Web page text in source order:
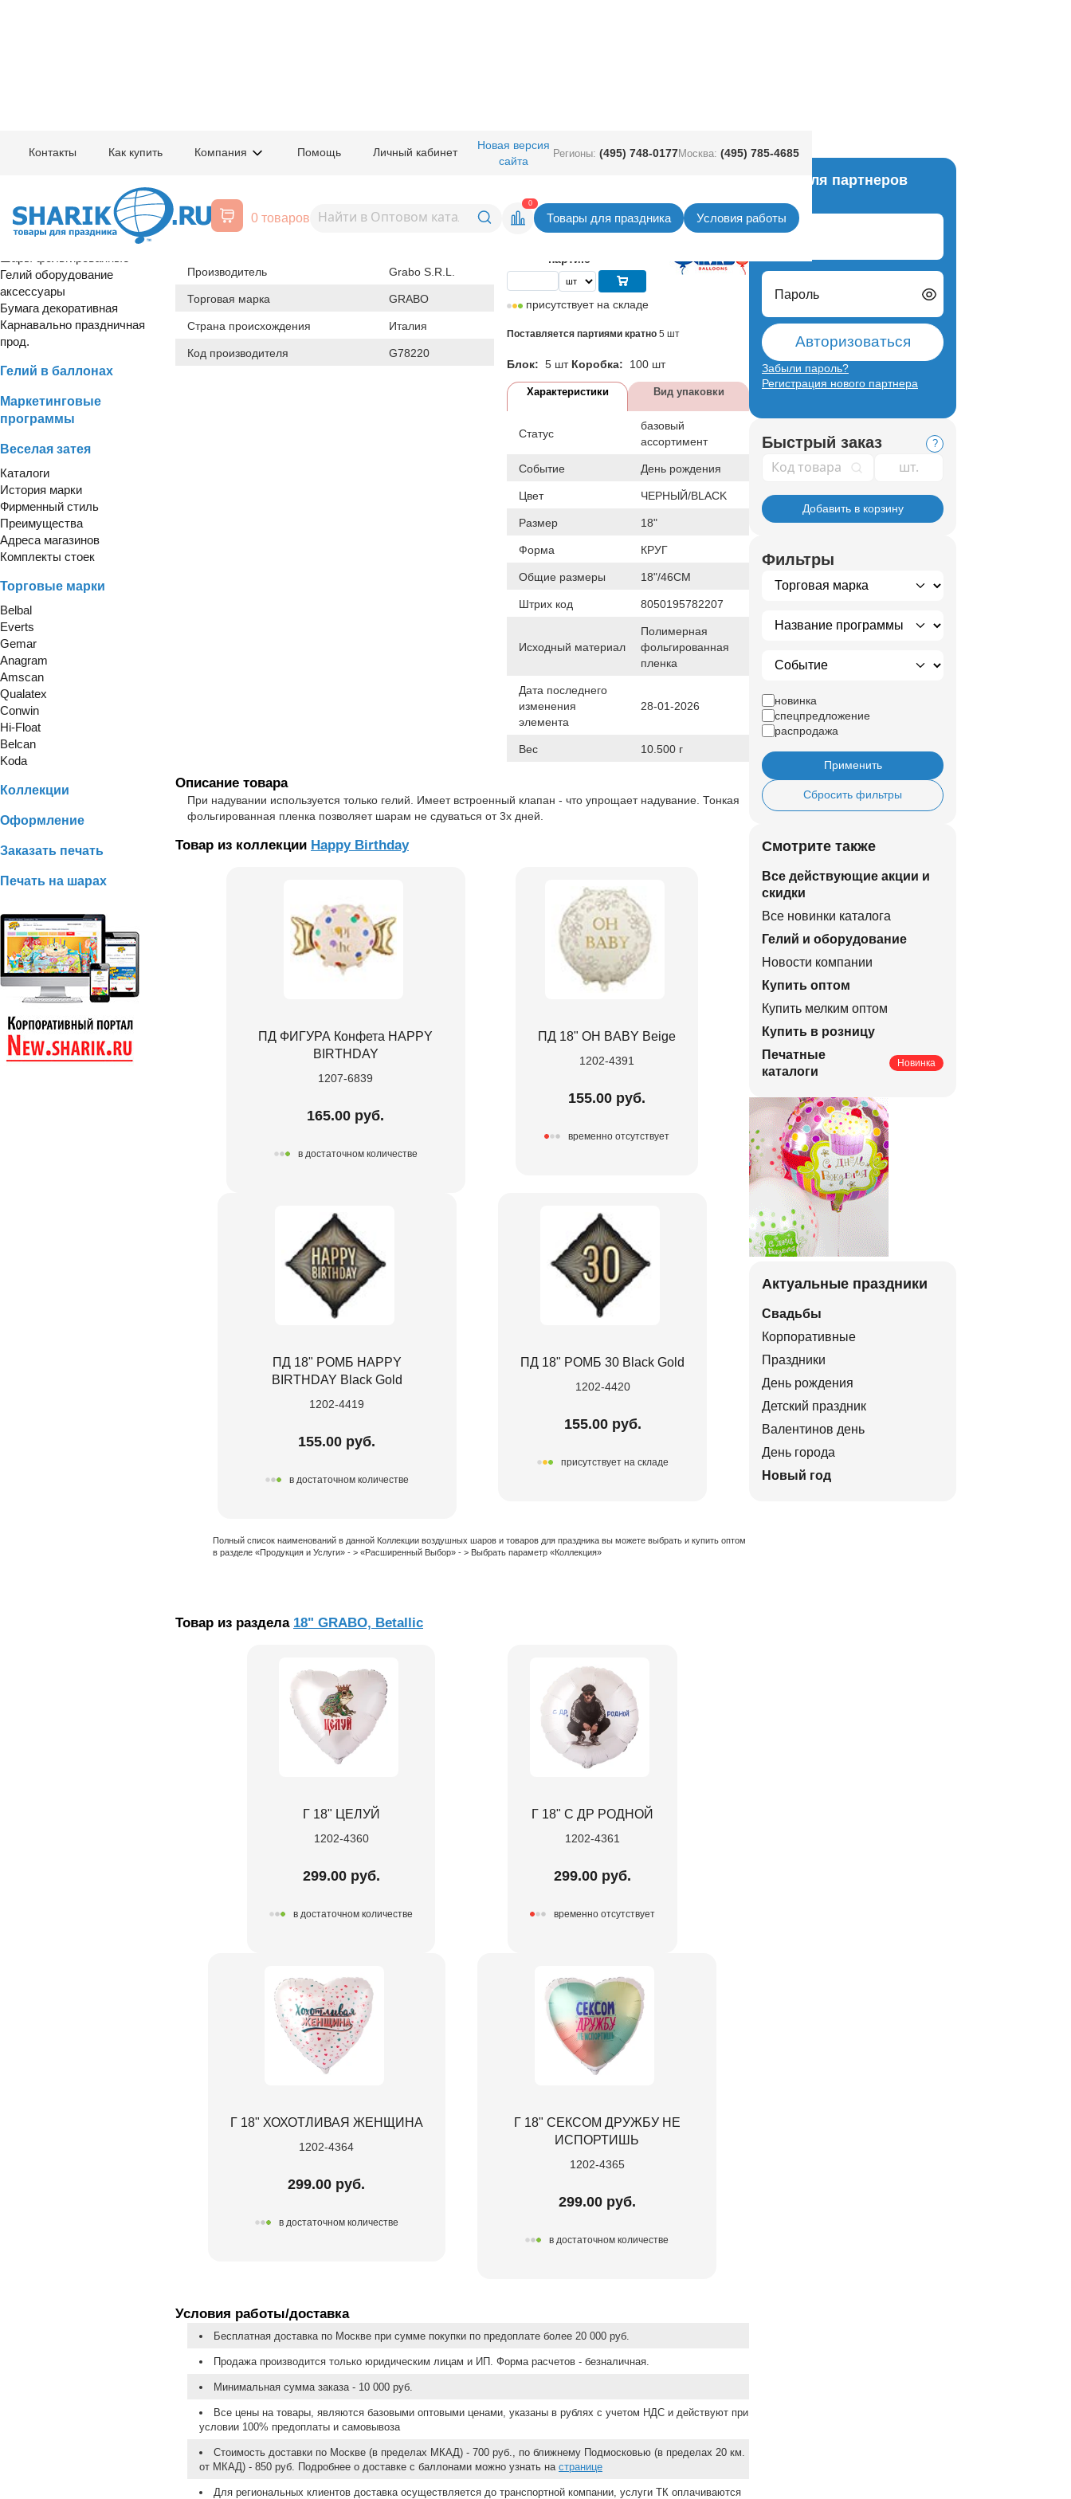
Контакты Как купить Компания Помощь Личный кабинет
Новая версия
сайта
Регионы: (495) 748-0177Москва: (495) 785-4685
0 товаров
0
Товары для праздника Условия работы
Расширенный поиск
Шары латексные
Гелий оборудование
аксессуары
Бумага декоративная
Карнавально праздничная
прод.
Гелий в баллонах
Маркетинговые
программы
Веселая затея
Каталоги
История марки
Фирменный стиль
Преимущества
Адреса магазинов
Комплекты стоек
Торговые марки
Belbal
Everts
Gemar
Anagram
Amscan
Qualatex
Conwin
Hi-Float
Belcan
Koda
Коллекции
Оформление
Заказать печать
Печать на шарах
1202-4072 Вернуться в раздел 18" GRABO, Betallic
Производитель Grabo S.R.L.
Торговая марка GRABO
Страна происхождения Италия
Код производителя G78220
131,00
руб. за шт
партию
присутствует на складе
Поставляется партиями кратно 5 шт
Блок: 5 шт Коробка: 100 шт
Характеристики Вид упаковки
Статус
базовый
ассортимент
Событие День рождения
Цвет ЧЕРНЫЙ/BLACK
Размер 18"
Форма КРУГ
Общие размеры 18"/46СМ
Штрих код 8050195782207
Исходный материал
Полимерная
фольгированная
пленка
Дата последнего
изменения
элемента
28-01-2026
Вес 10.500 г
Описание товара
При надувании используется только гелий. Имеет встроенный клапан - что упрощает надувание. Тонкая
фольгированная пленка позволяет шарам не сдуваться от 3х дней.
Товар из коллекции Happy Birthday
ПД ФИГУРА Конфета HAPPY
BIRTHDAY
1207-6839
165.00 руб.
в достаточном количестве
ПД 18" OH BABY Beige
1202-4391
155.00 руб.
временно отсутствует
ПД 18" РОМБ HAPPY
BIRTHDAY Black Gold
1202-4419
155.00 руб.
в достаточном количестве
ПД 18" РОМБ 30 Black Gold
1202-4420
155.00 руб.
присутствует на складе
Полный список наименований в данной Коллекции воздушных шаров и товаров для праздника вы можете выбрать и купить оптом
в разделе «Продукция и Услуги» - > «Расширенный Выбор» - > Выбрать параметр «Коллекция»
Товар из раздела 18" GRABO, Betallic
Г 18" ЦЕЛУЙ
1202-4360
299.00 руб.
в достаточном количестве
Г 18" С ДР РОДНОЙ
1202-4361
299.00 руб.
временно отсутствует
Г 18" ХОХОТЛИВАЯ ЖЕНЩИНА
1202-4364
299.00 руб.
в достаточном количестве
Г 18" СЕКСОМ ДРУЖБУ НЕ
ИСПОРТИШЬ
1202-4365
299.00 руб.
в достаточном количестве
Условия работы/доставка
Бесплатная доставка по Москве при сумме покупки по предоплате более 20 000 руб.
Продажа производится только юридическим лицам и ИП. Форма расчетов - безналичная.
Минимальная сумма заказа - 10 000 руб.
Все цены на товары, являются базовыми оптовыми ценами, указаны в рублях с учетом НДС и действуют при
условии 100% предоплаты и самовывоза
Стоимость доставки по Москве (в пределах МКАД) - 700 руб., по ближнему Подмосковью (в пределах 20 км.
от МКАД) - 850 руб. Подробнее о доставке с баллонами можно узнать на странице
Для региональных клиентов доставка осуществляется до транспортной компании, услуги ТК оплачиваются
Вход для партнеров
Логин
Пароль
Авторизоваться
Забыли пароль?
Регистрация нового партнера
Быстрый заказ ?
Код товара
Добавить в корзину
Фильтры
новинка
спецпредложение
распродажа
Применить
Сбросить фильтры
Смотрите также
Все действующие акции и
скидки
Все новинки каталога
Гелий и оборудование
Новости компании
Купить оптом
Купить мелким оптом
Купить в розницу
Печатные
каталоги
Новинка
Актуальные праздники
Свадьбы
Корпоративные
Праздники
День рождения
Детский праздник
Валентинов день
День города
Новый год